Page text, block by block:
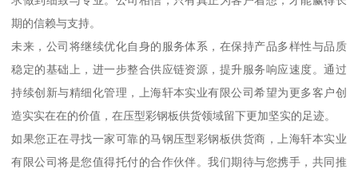
期的信赖与支持。
未来，公司将继续优化自身的服务体系，在保持产品多样性与品质
稳定的基础上，进一步整合供应链资源，提升服务响应速度。通过
持续创新与精细化管理，上海轩本实业有限公司希望为更多客户创
造实实在在的价值，在压型彩钢板供货领域留下更加坚实的足迹。
如果您正在寻找一家可靠的马钢压型彩钢板供货商，上海轩本实业
有限公司将是您值得托付的合作伙伴。我们期待与您携手，共同推